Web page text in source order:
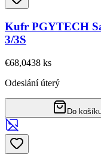
Kufr PGYTECH
3/3S
€68,0438 ks
Odeslání úterý
Do